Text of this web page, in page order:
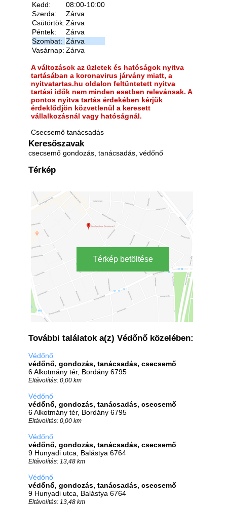
Kedd:
08:00-10:00
Szerda:
Zárva
Csütörtök:Zárva
Péntek:
Zárva
Szombat: Zárva
Vasárnap: Zárva
A változások az üzletek és hatóságok nyitva
tartásában a koronavirus járvány miatt, a
nyitvatartas.hu oldalon feltüntetett nyitva
tartási idők nem minden esetben relevánsak. A
pontos nyitva tartás érdekében kérjük
érdeklődjön közvetlenül a keresett
vállalkozásnál vagy hatóságnál.
Csecsemő tanácsadás
Keresőszavak
csecsemő gondozás, tanácsadás, védőnő
Térkép
Térkép betöltése
További találatok a(z) Védőnő közelében:
Védőnő
védőnő, gondozás, tanácsadás, csecsemő
6 Alkotmány tér, Bordány 6795
Eltávolítás: 0,00 km
Védőnő
védőnő, gondozás, tanácsadás, csecsemő
6 Alkotmány tér, Bordány 6795
Eltávolítás: 0,00 km
Védőnő
védőnő, gondozás, tanácsadás, csecsemő
9 Hunyadi utca, Balástya 6764
Eltávolítás: 13,48 km
Védőnő
védőnő, gondozás, tanácsadás, csecsemő
9 Hunyadi utca, Balástya 6764
Eltávolítás: 13,48 km